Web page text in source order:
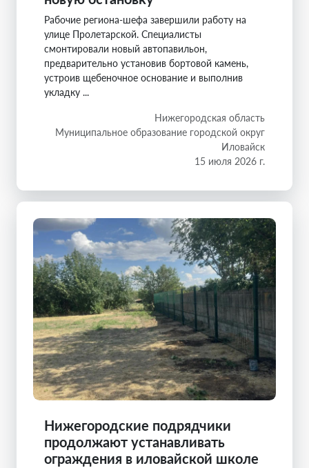
Рабочие региона-шефа завершили работу на
улице Пролетарской. Специалисты
смонтировали новый автопавильон,
предварительно установив бортовой камень,
устроив щебеночное основание и выполнив
укладку ...
Нижегородская область
Муниципальное образование городской округ
Иловайск
15 июля 2026 г.
Нижегородские подрядчики
продолжают устанавливать
ограждения в иловайской школе